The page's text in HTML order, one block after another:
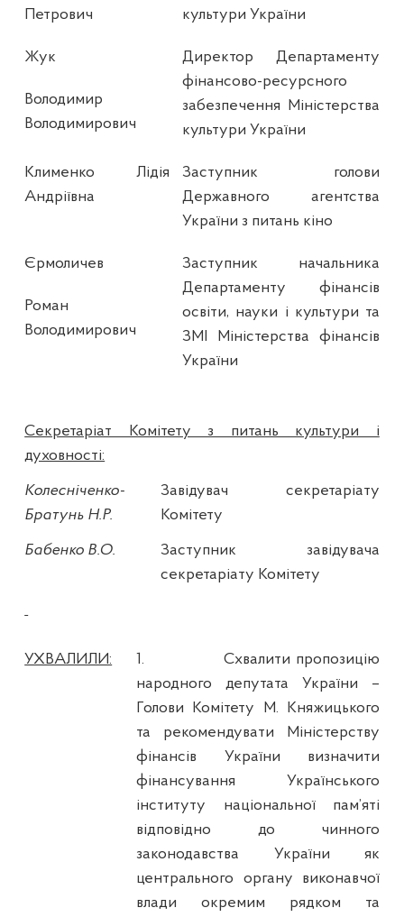
Петрович
культури України
Жук
Володимир
Володимирович
Директор Департаменту
фінансово-ресурсного
забезпечення Міністерства
культури України
Клименко Лідія
Андріївна
Заступник голови
Державного агентства
України з питань кіно
Єрмоличев
Роман
Володимирович
Заступник начальника
Департаменту фінансів
освіти, науки і культури та
ЗМІ Міністерства фінансів
України
Секретаріат Комітету з питань культури і
духовності:
Колесніченко-
Братунь Н.Р.
Завідувач секретаріату
Комітету
Бабенко В.О.
Заступник завідувача
секретаріату Комітету
УХВАЛИЛИ: 1.
Схвалити пропозицію
народного депутата України –
Голови Комітету М. Княжицького
та рекомендувати Міністерству
фінансів України визначити
фінансування Українського
інституту національної пам’яті
відповідно до чинного
законодавства України як
центрального органу виконавчої
влади окремим рядком та